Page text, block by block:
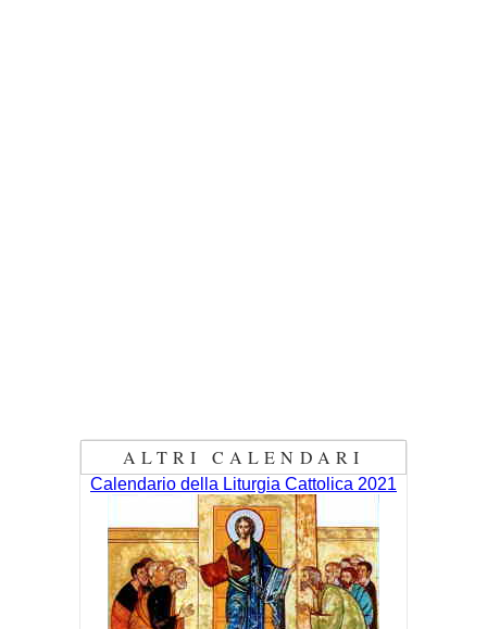
ALTRI CALENDARI
Calendario della Liturgia Cattolica 2021